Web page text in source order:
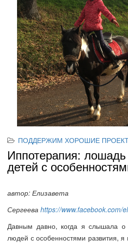
ПОДДЕРЖИМ ХОРОШИЕ
Иппотерапия:
детей с
автор: Елизавета
Сергеева https://www.facebook.com/
Давным давно, когда я слышала
людей с особенностями развития, я